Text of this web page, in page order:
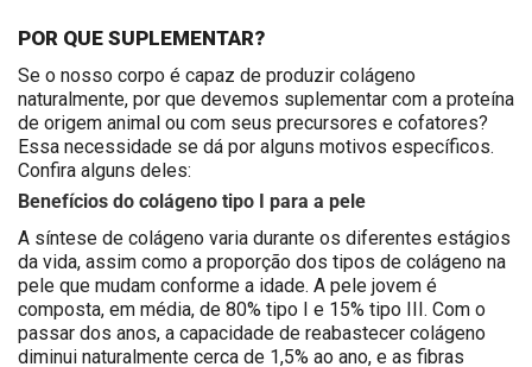
POR QUE SUPLEMENTAR?
Se o nosso corpo é capaz de produzir colágeno
naturalmente, por que devemos suplementar com a proteína
de origem animal ou com seus precursores e cofatores?
Essa necessidade se dá por alguns motivos específicos.
Confira alguns deles:
Benefícios do colágeno tipo I para a pele
A síntese de colágeno varia durante os diferentes estágios
da vida, assim como a proporção dos tipos de colágeno na
pele que mudam conforme a idade. A pele jovem é
composta, em média, de 80% tipo I e 15% tipo III. Com o
passar dos anos, a capacidade de reabastecer colágeno
diminui naturalmente cerca de 1,5% ao ano, e as fibras